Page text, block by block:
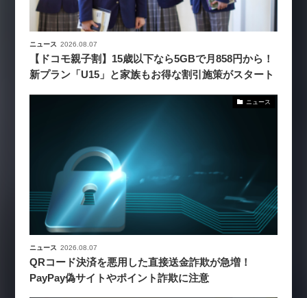
ニュース 2026.08.07
【ドコモ親子割】15歳以下なら5GBで月858円から！
新プラン「U15」と家族もお得な割引施策がスタート
ニュース
ニュース 2026.08.07
QRコード決済を悪用した直接送金詐欺が急増！
PayPay偽サイトやポイント詐欺に注意